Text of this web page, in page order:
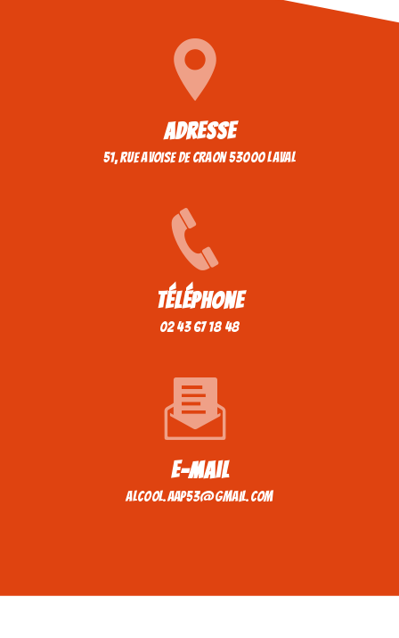
Adresse
51, rue avoise de craon 53000 Laval
Téléphone
02 43 67 18 48
E-mail
alcool.aap53@gmail.com